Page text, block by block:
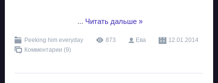
... Читать дальше »
Peeking him everyday 873 Ева
12.01.2014
Комментарии (9)